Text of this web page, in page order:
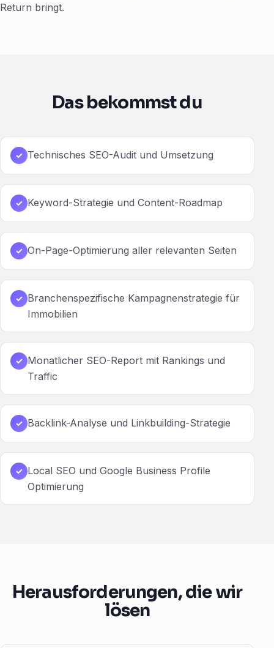
Return bringt.
Das bekommst du
✓ Technisches SEO-Audit und Umsetzung
✓ Keyword-Strategie und Content-Roadmap
✓ On-Page-Optimierung aller relevanten Seiten
✓ Branchenspezifische Kampagnenstrategie für
Immobilien
✓ Monatlicher SEO-Report mit Rankings und
Traffic
✓ Backlink-Analyse und Linkbuilding-Strategie
✓ Local SEO und Google Business Profile
Optimierung
Herausforderungen, die wir
lösen